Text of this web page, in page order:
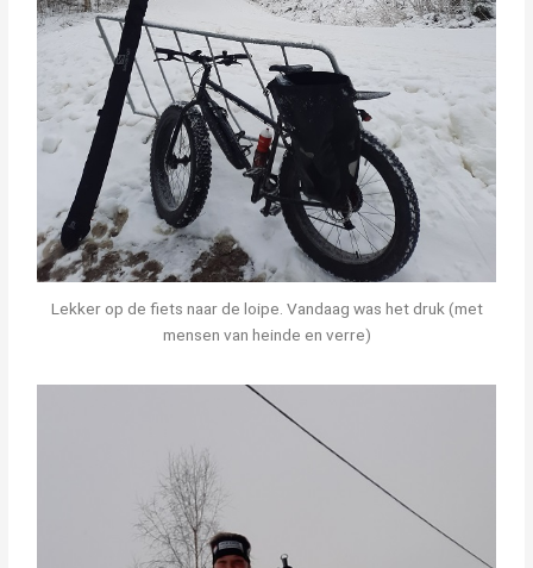
Lekker op de fiets naar de loipe. Vandaag was het druk (met
mensen van heinde en verre)